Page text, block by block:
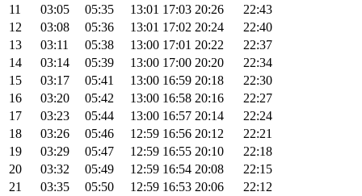
11
03:05 05:35 13:01 17:03 20:26
22:43
12
03:08 05:36 13:01 17:02 20:24
22:40
13
03:11 05:38 13:00 17:01 20:22
22:37
14
03:14 05:39 13:00 17:00 20:20
22:34
15
03:17 05:41 13:00 16:59 20:18
22:30
16
03:20 05:42 13:00 16:58 20:16
22:27
17
03:23 05:44 13:00 16:57 20:14
22:24
18
03:26 05:46 12:59 16:56 20:12
22:21
19
03:29 05:47 12:59 16:55 20:10
22:18
20
03:32 05:49 12:59 16:54 20:08
22:15
21
03:35 05:50 12:59 16:53 20:06
22:12